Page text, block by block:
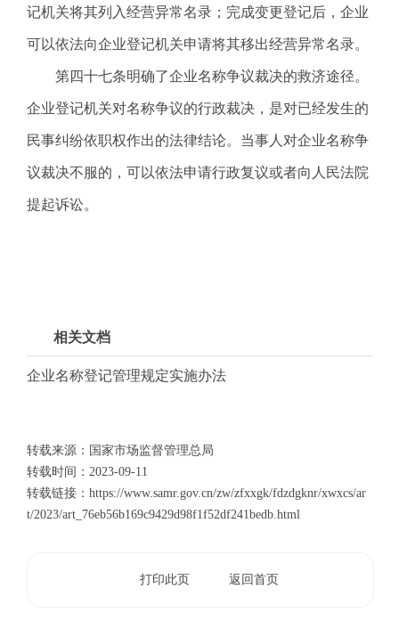
记机关将其列入经营异常名录；完成变更登记后，企业
可以依法向企业登记机关申请将其移出经营异常名录。
第四十七条明确了企业名称争议裁决的救济途径。
企业登记机关对名称争议的行政裁决，是对已经发生的
民事纠纷依职权作出的法律结论。当事人对企业名称争
议裁决不服的，可以依法申请行政复议或者向人民法院
提起诉讼。
相关文档
企业名称登记管理规定实施办法
转载来源：国家市场监督管理总局
转载时间： 2023-09-11
转载链接： https://www.samr.gov.cn/zw/zfxxgk/fdzdgknr/xwxcs/ar
t/2023/art_76eb56b169c9429d98f1f52df241bedb.html
打印此页 返回首页